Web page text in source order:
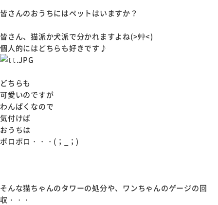
皆さんのおうちにはペットはいますか？
皆さん、猫派か犬派で分かれますよね(>艸<)
個人的にはどちらも好きです♪
どちらも
可愛いのですが
わんぱくなので
気付けば
おうちは
ボロボロ・・・(；_；)
そんな猫ちゃんのタワーの処分や、ワンちゃんのゲージの回
収・・・